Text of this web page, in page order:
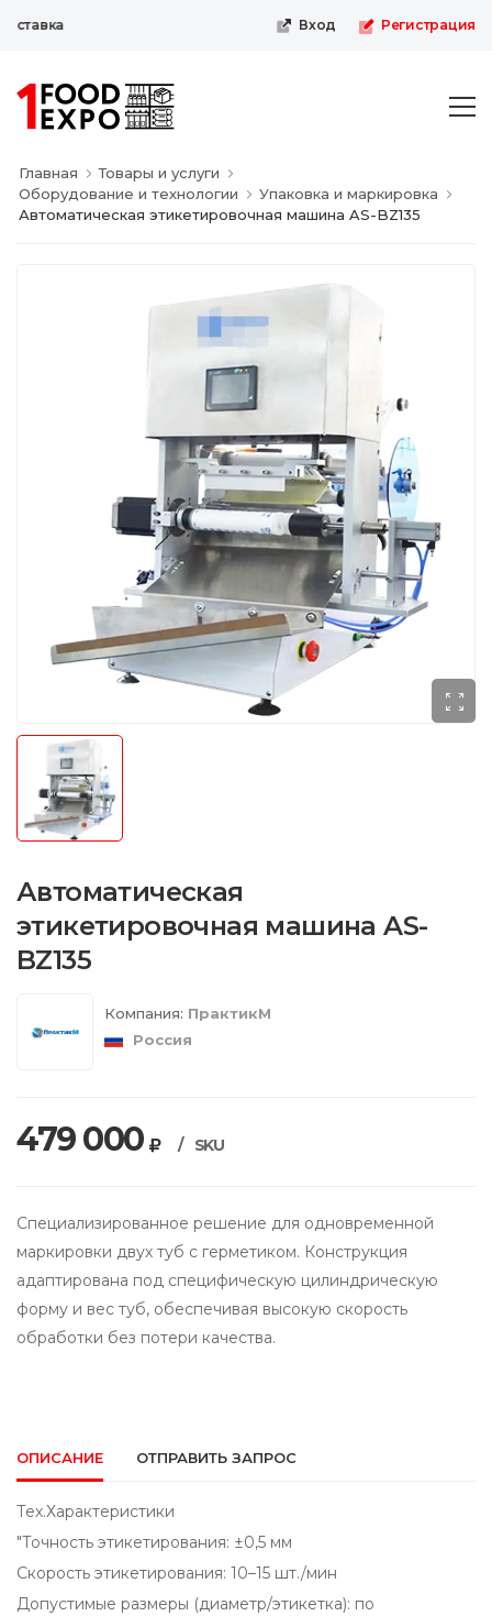
Вход Регистрация
Главная
Товары и услуги
Оборудование и технологии
Упаковка и маркировка
Автоматическая этикетировочная машина AS-BZ135
Автоматическая
этикетировочная машина AS-
BZ135
Компания: ПрактикМ
Россия
479 000 / SKU
Специализированное решение для одновременной
маркировки двух туб с герметиком. Конструкция
адаптирована под специфическую цилиндрическую
форму и вес туб, обеспечивая высокую скорость
обработки без потери качества.
ОПИСАНИЕ ОТПРАВИТЬ ЗАПРОС
Тех.Характеристики
"Точность этикетирования: ±0,5 мм
Скорость этикетирования: 10–15 шт./мин
Допустимые размеры (диаметр/этикетка): по